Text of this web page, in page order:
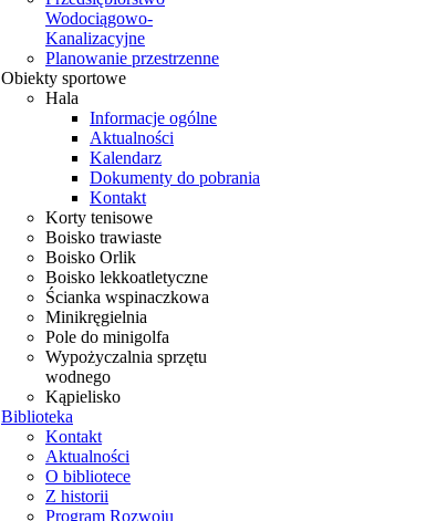
Wodociągowo-
Kanalizacyjne
Planowanie przestrzenne
Obiekty sportowe
Hala
Informacje ogólne
Aktualności
Kalendarz
Dokumenty do pobrania
Kontakt
Korty tenisowe
Boisko trawiaste
Boisko Orlik
Boisko lekkoatletyczne
Ścianka wspinaczkowa
Minikręgielnia
Pole do minigolfa
Wypożyczalnia sprzętu
wodnego
Kąpielisko
Biblioteka
Kontakt
Aktualności
O bibliotece
Z historii
Program Rozwoju